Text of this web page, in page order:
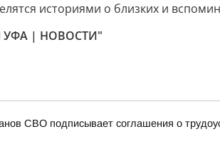
историями о близких и
УФА | НОВОСТИ"
СВО подписывает соглашения о